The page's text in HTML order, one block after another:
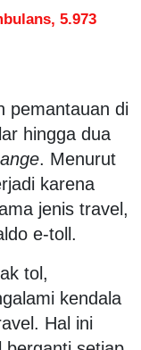
5.973
pemantauan di
hingga dua
. Menurut
karena
jenis travel,
e-toll.
tol,
kendala
Hal ini